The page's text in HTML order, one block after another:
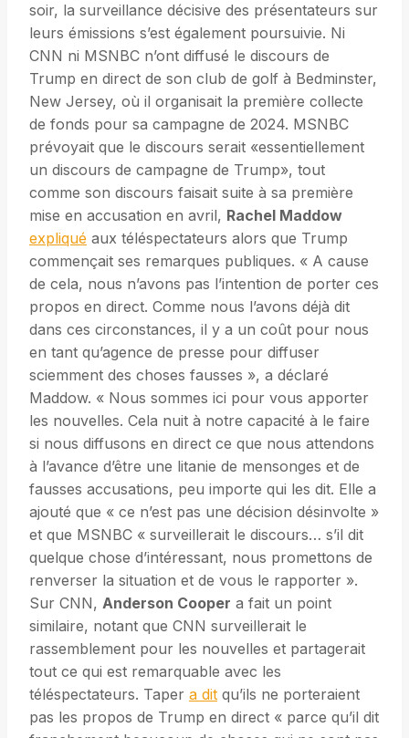
soir, la surveillance décisive des présentateurs sur
leurs émissions s’est également poursuivie. Ni
CNN ni MSNBC n’ont diffusé le discours de
Trump en direct de son club de golf à Bedminster,
New Jersey, où il organisait la première collecte
de fonds pour sa campagne de 2024. MSNBC
prévoyait que le discours serait «essentiellement
un discours de campagne de Trump», tout
comme son discours faisait suite à sa première
mise en accusation en avril, Rachel Maddow
expliqué aux téléspectateurs alors que Trump
commençait ses remarques publiques. « A cause
de cela, nous n’avons pas l’intention de porter ces
propos en direct. Comme nous l’avons déjà dit
dans ces circonstances, il y a un coût pour nous
en tant qu’agence de presse pour diffuser
sciemment des choses fausses », a déclaré
Maddow. « Nous sommes ici pour vous apporter
les nouvelles. Cela nuit à notre capacité à le faire
si nous diffusons en direct ce que nous attendons
à l’avance d’être une litanie de mensonges et de
fausses accusations, peu importe qui les dit. Elle a
ajouté que « ce n’est pas une décision désinvolte »
et que MSNBC « surveillerait le discours… s’il dit
quelque chose d’intéressant, nous promettons de
renverser la situation et de vous le rapporter ».
Sur CNN, Anderson Cooper a fait un point
similaire, notant que CNN surveillerait le
rassemblement pour les nouvelles et partagerait
tout ce qui est remarquable avec les
téléspectateurs. Taper a dit qu’ils ne porteraient
pas les propos de Trump en direct « parce qu’il dit